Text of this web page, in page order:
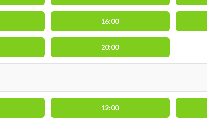
16:00
20:00
12:00